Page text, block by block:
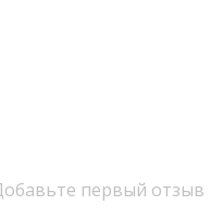
первый отзыв